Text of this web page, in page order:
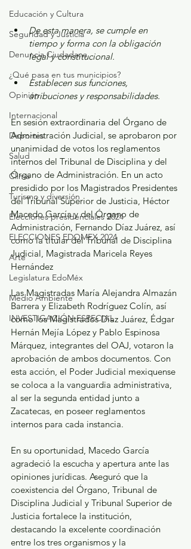
Educación y Cultura
Seguridad y Justicia
Denuncia Ciudadana
¿Qué pasa en tus municipios?
Opinión
Internacional
Deportes
Salud
Clima
Turismo y diversión
Elecciones presidenciales 2024
ELECCIONES EDOMEX 2024
Arte
Legislatura EdoMéx
Medio Ambiente
INVESTIGACIÓN ESPECIAL
De esta manera, se cumple en
tiempo y forma con la obligación
legal y constitucional.
Establecen sus funciones,
atribuciones y responsabilidades.
En sesión extraordinaria del Órgano de
Administración Judicial, se aprobaron por
unanimidad de votos los reglamentos
internos del Tribunal de Disciplina y del
Órgano de Administración. En un acto
presidido por los Magistrados Presidentes
del Tribunal Superior de Justicia, Héctor
Macedo García y del Órgano de
Administración, Fernando Díaz Juárez, así
como la titular del Tribunal de Disciplina
Judicial, Magistrada Maricela Reyes
Hernández
Las Magistradas María Alejandra Almazán
Barrera y Elizabeth Rodríguez Colín, así
como los Magistrados Díaz Juárez, Édgar
Hernán Mejía López y Pablo Espinosa
Márquez, integrantes del OAJ, votaron la
aprobación de ambos documentos. Con
esta acción, el Poder Judicial mexiquense
se coloca a la vanguardia administrativa,
al ser la segunda entidad junto a
Zacatecas, en poseer reglamentos
internos para cada instancia.
En su oportunidad, Macedo García
agradeció la escucha y apertura ante las
opiniones jurídicas. Aseguró que la
coexistencia del Órgano, Tribunal de
Disciplina Judicial y Tribunal Superior de
Justicia fortalece la institución,
destacando la excelente coordinación
entre los tres organismos y la